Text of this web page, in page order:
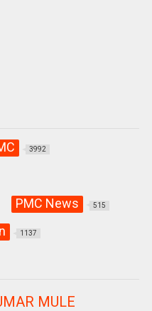
3992
PMC News 515
1137
MULE